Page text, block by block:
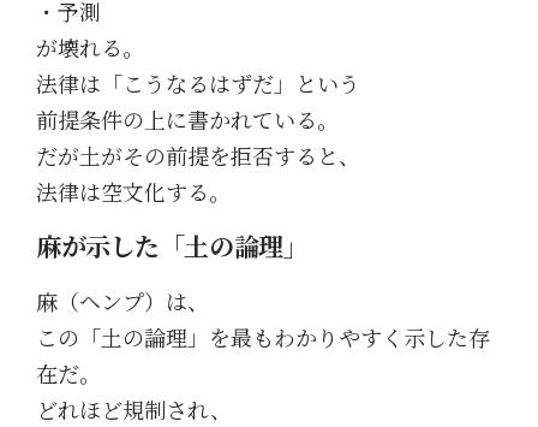
・予測
が壊れる。
法律は「こうなるはずだ」という
前提条件の上に書かれている。
だが土がその前提を拒否すると、
法律は空文化する。
麻が示した「土の論理」
麻（ヘンプ） は、
この「土の論理」を最もわかりやすく示した存
在だ。
どれほど規制され、